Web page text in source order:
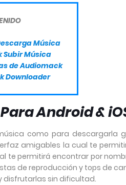
Música
Subir Música
de Audiomack
Downloader
Android &
como para descargarla
amigables la cual te
te permitirá encontrar por
de reproducción y tops de
disfrutarlas sin dificultad.